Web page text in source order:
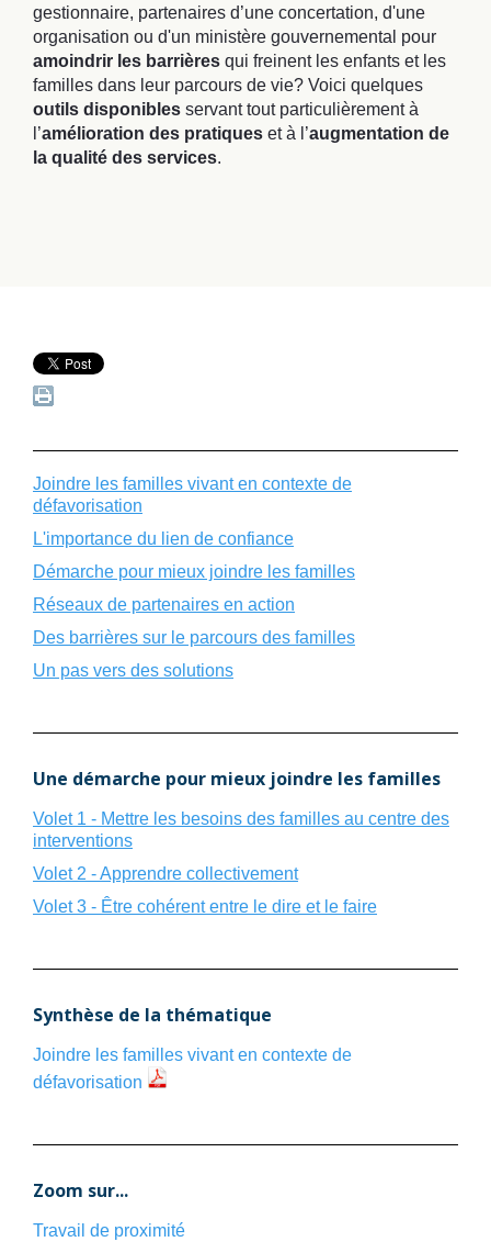
gestionnaire, partenaires d’une concertation, d'une
organisation ou d'un ministère gouvernemental pour
amoindrir les barrières qui freinent les enfants et les
familles dans leur parcours de vie? Voici quelques
outils disponibles servant tout particulièrement à
l’amélioration des pratiques et à l’augmentation de
la qualité des services.
Joindre les familles vivant en contexte de
défavorisation
L'importance du lien de confiance
Démarche pour mieux joindre les familles
Réseaux de partenaires en action
Des barrières sur le parcours des familles
Un pas vers des solutions
Une démarche pour mieux joindre les familles
Volet 1 - Mettre les besoins des familles au centre des
interventions
Volet 2 - Apprendre collectivement
Volet 3 - Être cohérent entre le dire et le faire
Synthèse de la thématique
Joindre les familles vivant en contexte de
défavorisation
Zoom sur...
Travail de proximité